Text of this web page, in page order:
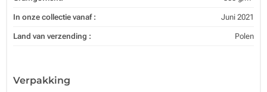
In onze collectie vanaf : Juni 2021
Land van verzending : Polen
Verpakking